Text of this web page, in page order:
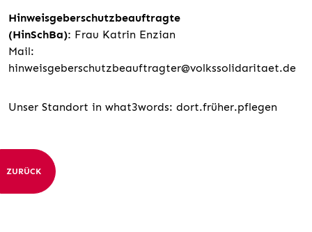
Hinweisgeberschutzbeauftragte
(HinSchBa): Frau Katrin Enzian
Mail:
hinweisgeberschutzbeauftragter@volkssolidaritaet.de
Unser Standort in what3words: dort.früher.pflegen
ZURÜCK